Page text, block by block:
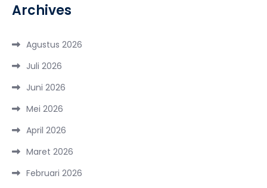
Archives
Agustus 2026
Juli 2026
Juni 2026
Mei 2026
April 2026
Maret 2026
Februari 2026